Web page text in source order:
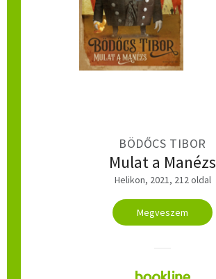
BÖDŐCS TIBOR
Mulat a Manézs
Helikon, 2021, 212 oldal
Megveszem